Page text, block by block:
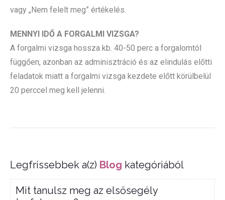
vagy „Nem felelt meg” értékelés.
MENNYI IDŐ A FORGALMI VIZSGA?
A forgalmi vizsga hossza kb. 40-50 perc a forgalomtól
függően, azonban az adminisztráció és az elindulás előtti
feladatok miatt a forgalmi vizsga kezdete előtt körülbelül
20 perccel meg kell jelenni.
Legfrissebbek a(z) Blog kategóriából
Mit tanulsz meg az elsősegély